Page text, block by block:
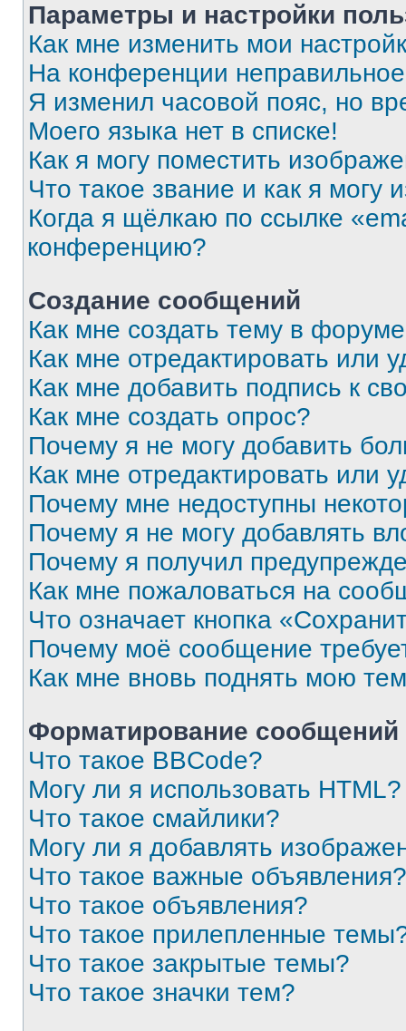
Параметры и настройки
Как мне изменить мои
На конференции
Я изменил часовой пояс, но
Моего языка нет в списке!
Как я могу поместить
Что такое звание и как я могу
Когда я щёлкаю по ссылке
конференцию?
Создание сообщений
Как мне создать тему в
Как мне отредактировать или
Как мне добавить подпись к
Как мне создать опрос?
Почему я не могу добавить
Как мне отредактировать или
Почему мне недоступны
Почему я не могу добавлять
Почему я получил
Как мне пожаловаться на
Что означает кнопка
Почему моё сообщение
Как мне вновь поднять мою
Форматирование
Что такое BBCode?
Могу ли я использовать HTML?
Что такое смайлики?
Могу ли я добавлять
Что такое важные объявления?
Что такое объявления?
Что такое прилепленные
Что такое закрытые темы?
Что такое значки тем?